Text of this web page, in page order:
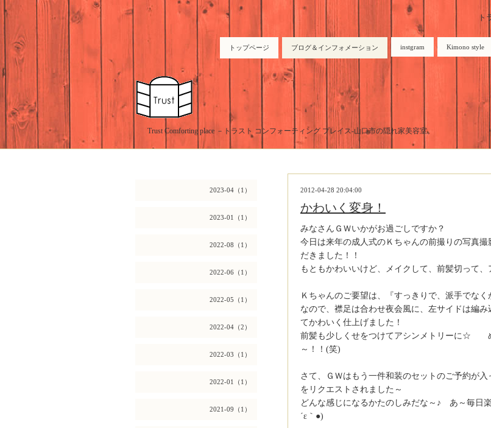
ト
トップページ ブログ＆インフォメーション instgram Kimono style
Trust Comforting place －トラスト コンフォーティング プレイス-山口市の隠れ家美容室。
2023-04（1）
2023-01（1）
2022-08（1）
2022-06（1）
2022-05（1）
2022-04（2）
2022-03（1）
2022-01（1）
2021-09（1）
2012-04-28 20:04:00
かわいく変身！
みなさんＧＷいかがお過ごしですか？
今日は来年の成人式のＫちゃんの前撮りの写真
だきました！！
もともかわいいけど、メイクして、前髪切って
Ｋちゃんのご要望は、『すっきりで、派手でなく
なので、襟足は合わせ夜会風に、左サイドは編
てかわいく仕上げました！
前髪も少しくせをつけてアシンメトリーに☆
～！！(笑)
さて、ＧＷはもう一件和装のセットのご予約が
をリクエストされました～
どんな感じになるかたのしみだな～♪ あ～毎日
´ε｀●)